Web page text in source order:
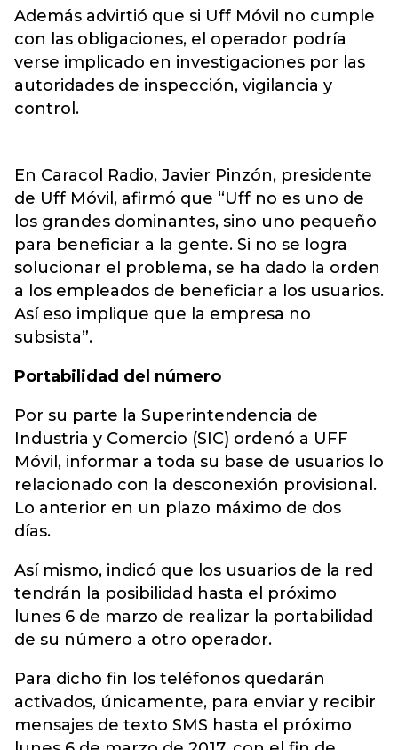
Además advirtió que si Uff Móvil no cumple
con las obligaciones, el operador podría
verse implicado en investigaciones por las
autoridades de inspección, vigilancia y
control.
En Caracol Radio, Javier Pinzón, presidente
de Uff Móvil, afirmó que “Uff no es uno de
los grandes dominantes, sino uno pequeño
para beneficiar a la gente. Si no se logra
solucionar el problema, se ha dado la orden
a los empleados de beneficiar a los usuarios.
Así eso implique que la empresa no
subsista”.
Portabilidad del número
Por su parte la Superintendencia de
Industria y Comercio (SIC) ordenó a UFF
Móvil, informar a toda su base de usuarios lo
relacionado con la desconexión provisional.
Lo anterior en un plazo máximo de dos
días.
Así mismo, indicó que los usuarios de la red
tendrán la posibilidad hasta el próximo
lunes 6 de marzo de realizar la portabilidad
de su número a otro operador.
Para dicho fin los teléfonos quedarán
activados, únicamente, para enviar y recibir
mensajes de texto SMS hasta el próximo